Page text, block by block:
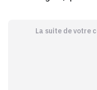
La suite de votre